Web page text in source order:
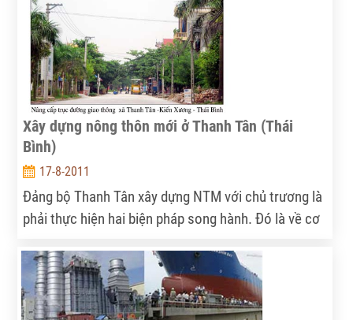
triển NNNT tổ chức, nhằm báo cáo các kết quả
nghiên cứu về hành vi và nhu cầu của người tiêu
dùng về các mặt hàng lương thực – thực phẩm
(LTTP) tại một số đô thị lớn của miền Bắc và miền
Nam.
Xây dựng nông thôn mới ở Thanh Tân (Thái
Bình)
17-8-2011
Đảng bộ Thanh Tân xây dựng NTM với chủ trương là
phải thực hiện hai biện pháp song hành. Đó là về cơ
theo đúng 19 tiều chí; vấn đề thứ hai là tiến tới hoàn
thiện dần việc thực hiện 19 tiêu chí và nâng cấp phát
triển cao hơn.